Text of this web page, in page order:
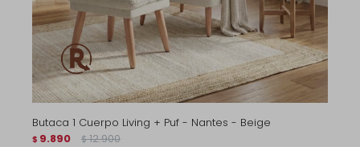
Butaca 1 Cuerpo Living + Puf - Nantes - Beige
$ 9.890 $ 12.900